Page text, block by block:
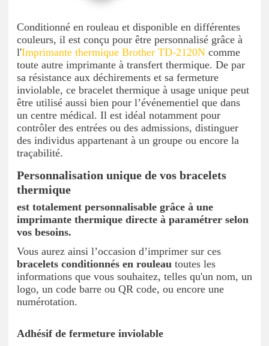
Conditionné en rouleau et disponible en différentes
couleurs, il est conçu pour être personnalisé grâce à
l'Imprimante thermique Brother TD-2120N comme
toute autre imprimante à transfert thermique. De par
sa résistance aux déchirements et sa fermeture
inviolable, ce bracelet thermique à usage unique peut
être utilisé aussi bien pour l’événementiel que dans
un centre médical. Il est idéal notamment pour
contrôler des entrées ou des admissions, distinguer
des individus appartenant à un groupe ou encore la
traçabilité.
Personnalisation unique de vos bracelets
thermique
est totalement personnalisable grâce à une
imprimante thermique directe à paramétrer selon
vos besoins.
Vous aurez ainsi l’occasion d’imprimer sur ces
bracelets conditionnés en rouleau toutes les
informations que vous souhaitez, telles qu'un nom, un
logo, un code barre ou QR code, ou encore une
numérotation.
Adhésif de fermeture inviolable